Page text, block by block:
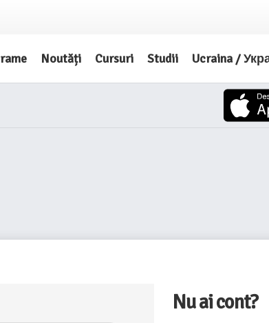
Noutăți Cursuri Studii Ucraina /
Nu ai cont?